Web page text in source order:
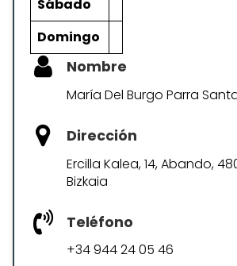
Sábado
Domingo
Nombre
María Del Burgo Parra
Dirección
Ercilla Kalea, 14, Abando,
Bizkaia
Teléfono
+34 944 24 05 46